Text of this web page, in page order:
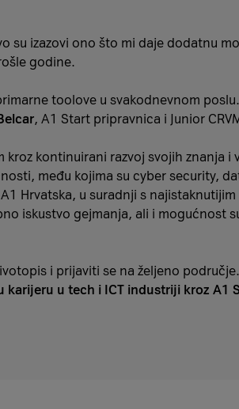
su izazovi ono što mi daje dodatnu
godine.
toolove u svakodnevnom
, A1 Start pripravnica i Junior
kontinuirani razvoj svojih znanja
među kojima su cyber security,
Hrvatska, u suradnji s
iskustvo gejmanja, ali i mogućnost
i prijaviti se na željeno
karijeru u tech i ICT industriji kroz A1